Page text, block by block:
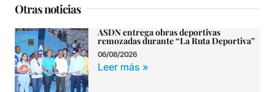
Otras noticias
ASDN entrega obras deportivas
remozadas durante “La Ruta Deportiva”
06/08/2026
Leer más »